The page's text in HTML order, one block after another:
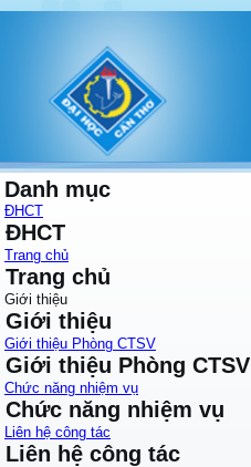
Danh mục
ĐHCT
ĐHCT
Trang chủ
Trang chủ
Giới thiệu
Giới thiệu
Giới thiệu Phòng CTSV
Giới thiệu Phòng CTSV
Chức năng nhiệm vụ
Chức năng nhiệm vụ
Liên hệ công tác
Liên hệ công tác